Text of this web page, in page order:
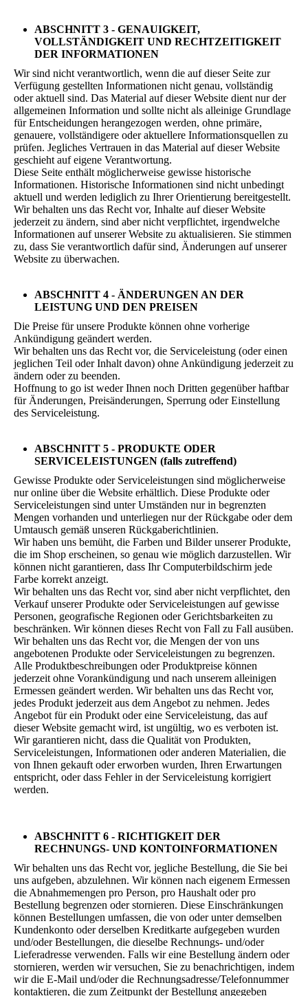
ABSCHNITT 3 - GENAUIGKEIT,
VOLLSTÄNDIGKEIT UND RECHTZEITIGKEIT
DER INFORMATIONEN
Wir sind nicht verantwortlich, wenn die auf dieser Seite zur
Verfügung gestellten Informationen nicht genau, vollständig
oder aktuell sind. Das Material auf dieser Website dient nur der
allgemeinen Information und sollte nicht als alleinige Grundlage
für Entscheidungen herangezogen werden, ohne primäre,
genauere, vollständigere oder aktuellere Informationsquellen zu
prüfen. Jegliches Vertrauen in das Material auf dieser Website
geschieht auf eigene Verantwortung.
Diese Seite enthält möglicherweise gewisse historische
Informationen. Historische Informationen sind nicht unbedingt
aktuell und werden lediglich zu Ihrer Orientierung bereitgestellt.
Wir behalten uns das Recht vor, Inhalte auf dieser Website
jederzeit zu ändern, sind aber nicht verpflichtet, irgendwelche
Informationen auf unserer Website zu aktualisieren. Sie stimmen
zu, dass Sie verantwortlich dafür sind, Änderungen auf unserer
Website zu überwachen.
ABSCHNITT 4 - ÄNDERUNGEN AN DER
LEISTUNG UND DEN PREISEN
Die Preise für unsere Produkte können ohne vorherige
Ankündigung geändert werden.
Wir behalten uns das Recht vor, die Serviceleistung (oder einen
jeglichen Teil oder Inhalt davon) ohne Ankündigung jederzeit zu
ändern oder zu beenden.
Hoffnung to go ist weder Ihnen noch Dritten gegenüber haftbar
für Änderungen, Preisänderungen, Sperrung oder Einstellung
des Serviceleistung.
ABSCHNITT 5 - PRODUKTE ODER
SERVICELEISTUNGEN (falls zutreffend)
Gewisse Produkte oder Serviceleistungen sind möglicherweise
nur online über die Website erhältlich. Diese Produkte oder
Serviceleistungen sind unter Umständen nur in begrenzten
Mengen vorhanden und unterliegen nur der Rückgabe oder dem
Umtausch gemäß unseren Rückgaberichtlinien.
Wir haben uns bemüht, die Farben und Bilder unserer Produkte,
die im Shop erscheinen, so genau wie möglich darzustellen. Wir
können nicht garantieren, dass Ihr Computerbildschirm jede
Farbe korrekt anzeigt.
Wir behalten uns das Recht vor, sind aber nicht verpflichtet, den
Verkauf unserer Produkte oder Serviceleistungen auf gewisse
Personen, geografische Regionen oder Gerichtsbarkeiten zu
beschränken. Wir können dieses Recht von Fall zu Fall ausüben.
Wir behalten uns das Recht vor, die Mengen der von uns
angebotenen Produkte oder Serviceleistungen zu begrenzen.
Alle Produktbeschreibungen oder Produktpreise können
jederzeit ohne Vorankündigung und nach unserem alleinigen
Ermessen geändert werden. Wir behalten uns das Recht vor,
jedes Produkt jederzeit aus dem Angebot zu nehmen. Jedes
Angebot für ein Produkt oder eine Serviceleistung, das auf
dieser Website gemacht wird, ist ungültig, wo es verboten ist.
Wir garantieren nicht, dass die Qualität von Produkten,
Serviceleistungen, Informationen oder anderen Materialien, die
von Ihnen gekauft oder erworben wurden, Ihren Erwartungen
entspricht, oder dass Fehler in der Serviceleistung korrigiert
werden.
ABSCHNITT 6 - RICHTIGKEIT DER
RECHNUNGS- UND KONTOINFORMATIONEN
Wir behalten uns das Recht vor, jegliche Bestellung, die Sie bei
uns aufgeben, abzulehnen. Wir können nach eigenem Ermessen
die Abnahmemengen pro Person, pro Haushalt oder pro
Bestellung begrenzen oder stornieren. Diese Einschränkungen
können Bestellungen umfassen, die von oder unter demselben
Kundenkonto oder derselben Kreditkarte aufgegeben wurden
und/oder Bestellungen, die dieselbe Rechnungs- und/oder
Lieferadresse verwenden. Falls wir eine Bestellung ändern oder
stornieren, werden wir versuchen, Sie zu benachrichtigen, indem
wir die E-Mail und/oder die Rechnungsadresse/Telefonnummer
kontaktieren, die zum Zeitpunkt der Bestellung angegeben